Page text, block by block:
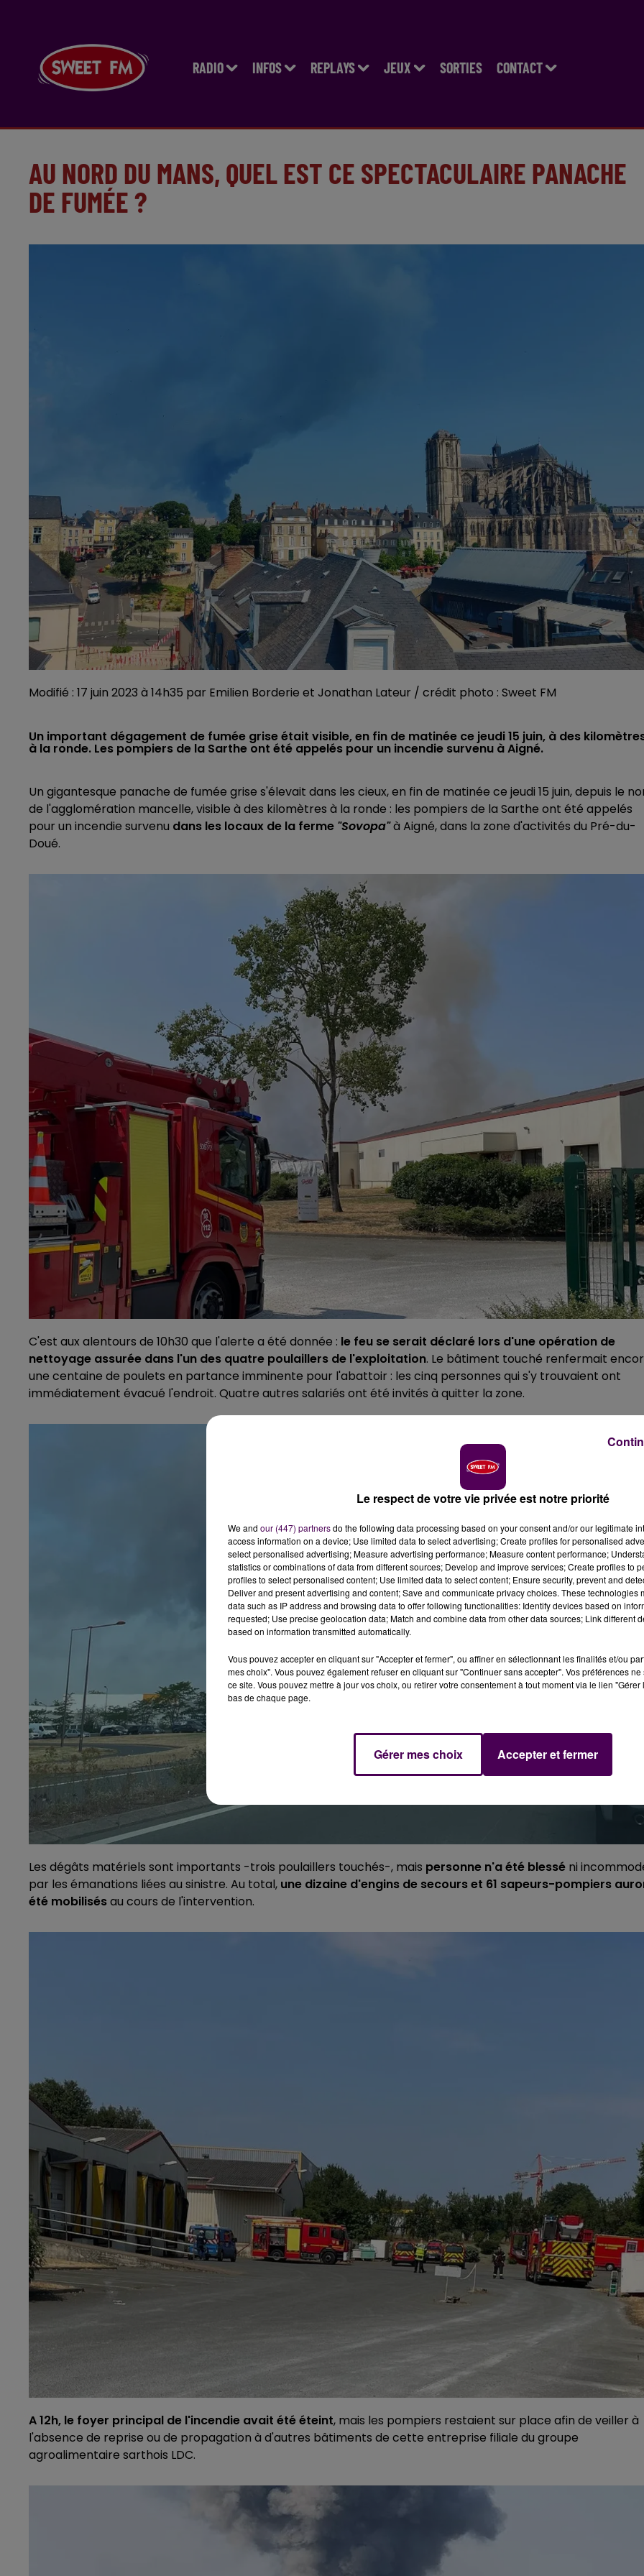
RADIO INFOS REPLAYS JEUX SORTIES CONTACT
AU NORD DU MANS, QUEL EST CE SPECTACULAIRE PANACHE
DE FUMÉE ?
Modifié : 17 juin 2023 à 14h35 par Emilien Borderie et Jonathan Lateur / crédit photo : Sweet FM
Un important dégagement de fumée grise était visible, en fin de matinée ce jeudi 15 juin, à des
à la ronde. Les pompiers de la Sarthe ont été appelés pour un incendie survenu à Aigné.
Un gigantesque panache de fumée grise s'élevait dans les cieux, en fin de matinée ce jeudi 15 juin, depuis le
de l'agglomération mancelle, visible à des kilomètres à la ronde : les pompiers de la Sarthe ont été appelés
pour un incendie survenu dans les locaux de la ferme "Sovopa"à Aigné, dans la zone d'activités du Pré-du-
Doué.
C'est aux alentours de 10h30 que l'alerte a été donnée : le feu se serait déclaré lors d'une opération de
nettoyage assurée dans l'un des quatre poulaillers de l'exploitation. Le bâtiment touché renfermait
une centaine de poulets en partance imminente pour l'abattoir : les cinq personnes qui s'y trouvaient ont
immédiatement évacué l'endroit. Quatre autres salariés ont été invités à quitter la zone.
Les dégâts matériels sont importants -trois poulaillers touchés-, mais personne n'a été blessé ni
par les émanations liées au sinistre. Au total, une dizaine d'engins de secours et 61 sapeurs-pompiers
été mobilisésau cours de l'intervention.
A 12h, le foyer principal de l'incendie avait été éteint, mais les pompiers restaient sur place afin de veiller à
l'absence de reprise ou de propagation à d'autres bâtiments de cette entreprise filiale du groupe
agroalimentaire sarthois LDC.
Le respect de votre vie privée est notre priorité
We and our (447) partnersdo the following data processing based on your consent and/or our legitimate
access information on a device; Use limited data to select advertising; Create profiles for personalised
select personalised advertising; Measure advertising performance; Measure content performance;
statistics or combinations of data from different sources; Develop and improve services; Create profiles to
profiles to select personalised content; Use limited data to select content; Ensure security, prevent and
Deliver and present advertising and content; Save and communicate privacy choices. These technologies
data such as IP address and browsing data to offer following functionalities: Identify devices based on
requested; Use precise geolocation data; Match and combine data from other data sources; Link different
based on information transmitted automatically.
Vous pouvez accepter en cliquant sur "Accepter et fermer", ou affiner en sélectionnant les finalités et/ou
mes choix". Vous pouvez également refuser en cliquant sur "Continuer sans accepter". Vos préférences
ce site. Vous pouvez mettre à jour vos choix, ou retirer votre consentement à tout moment via le lien
bas de chaque page.
Gérer mes choix Accepter et fermer